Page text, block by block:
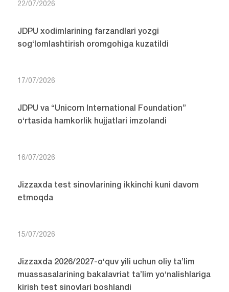
22/07/2026
JDPU xodimlarining farzandlari yozgi
sog‘lomlashtirish oromgohiga kuzatildi
17/07/2026
JDPU va “Unicorn International Foundation”
o‘rtasida hamkorlik hujjatlari imzolandi
16/07/2026
Jizzaxda test sinovlarining ikkinchi kuni davom
etmoqda
15/07/2026
Jizzaxda 2026/2027-o‘quv yili uchun oliy ta’lim
muassasalarining bakalavriat ta’lim yo‘nalishlariga
kirish test sinovlari boshlandi